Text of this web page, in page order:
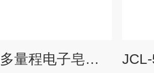
SCal Plus多量程电子皂膜流量计